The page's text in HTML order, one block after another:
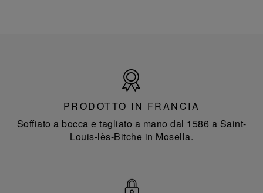
Francia
PRODOTTO IN FRANCIA
Soffiato a bocca e tagliato a mano dal 1586 a Saint-
Louis-lès-Bitche in Mosella.